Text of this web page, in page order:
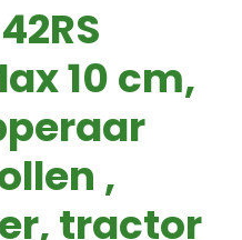
10 cm,
,
tractor